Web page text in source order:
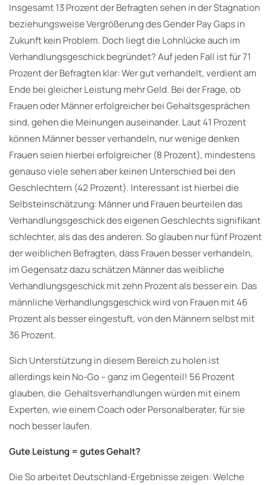
Insgesamt 13 Prozent der Befragten sehen in der Stagnation
beziehungsweise Vergrößerung des Gender Pay Gaps in
Zukunft kein Problem. Doch liegt die Lohnlücke auch im
Verhandlungsgeschick begründet? Auf jeden Fall ist für 71
Prozent der Befragten klar: Wer gut verhandelt, verdient am
Ende bei gleicher Leistung mehr Geld. Bei der Frage, ob
Frauen oder Männer erfolgreicher bei Gehaltsgesprächen
sind, gehen die Meinungen auseinander. Laut 41 Prozent
können Männer besser verhandeln, nur wenige denken
Frauen seien hierbei erfolgreicher (8 Prozent), mindestens
genauso viele sehen aber keinen Unterschied bei den
Geschlechtern (42 Prozent). Interessant ist hierbei die
Selbsteinschätzung: Männer und Frauen beurteilen das
Verhandlungsgeschick des eigenen Geschlechts signifikant
schlechter, als das des anderen. So glauben nur fünf Prozent
der weiblichen Befragten, dass Frauen besser verhandeln,
im Gegensatz dazu schätzen Männer das weibliche
Verhandlungsgeschick mit zehn Prozent als besser ein. Das
männliche Verhandlungsgeschick wird von Frauen mit 46
Prozent als besser eingestuft, von den Männern selbst mit
36 Prozent.
Sich Unterstützung in diesem Bereich zu holen ist
allerdings kein No-Go – ganz im Gegenteil! 56 Prozent
glauben, die Gehaltsverhandlungen würden mit einem
Experten, wie einem Coach oder Personalberater, für sie
noch besser laufen.
Gute Leistung = gutes Gehalt?
Die So arbeitet Deutschland-Ergebnisse zeigen: Welche